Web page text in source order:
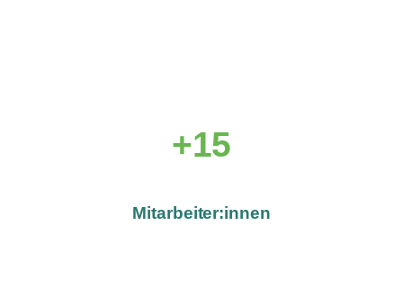
+15
Mitarbeiter:innen